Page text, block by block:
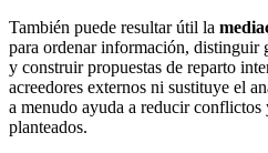
También puede resultar útil la
para ordenar información, distinguir
y construir propuestas de reparto
acreedores externos ni sustituye el
a menudo ayuda a reducir conflictos
planteados.